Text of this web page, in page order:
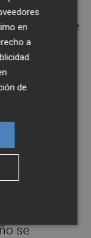
a lo que
la revisión de
que forman
la Fiscalía
del
que los
casos
lo que
han sido
se
en
a
de